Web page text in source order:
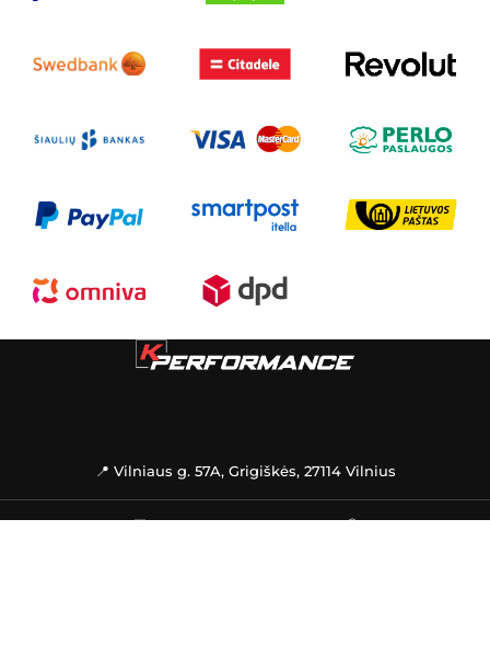
📍 Vilniaus g. 57A, Grigiškės, 27114 Vilnius
🚚PREKIŲ PRISTATYMAS📦